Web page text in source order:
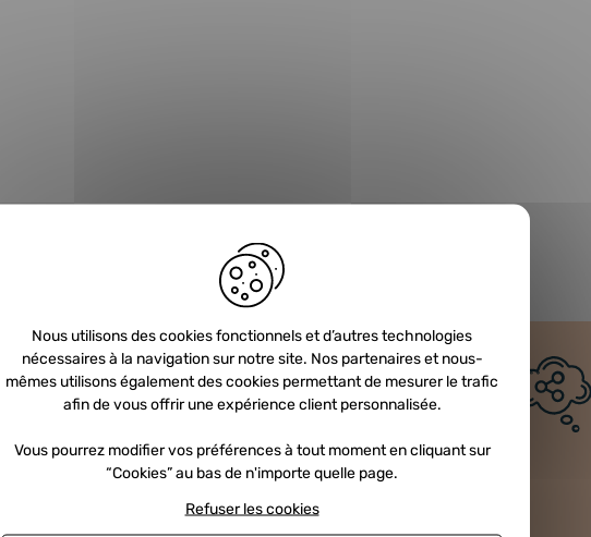
Newsletter
Inscrivez-vous et recevez nos offres et
Nous utilisons des cookies fonctionnels et d’autres technologies
nécessaires à la navigation sur notre site. Nos partenaires et nous-
mêmes utilisons également des cookies permettant de mesurer le trafic
afin de vous offrir une expérience client personnalisée.
Vous pourrez modifier vos préférences à tout moment en cliquant sur
“Cookies” au bas de n'importe quelle page.
Refuser les cookies